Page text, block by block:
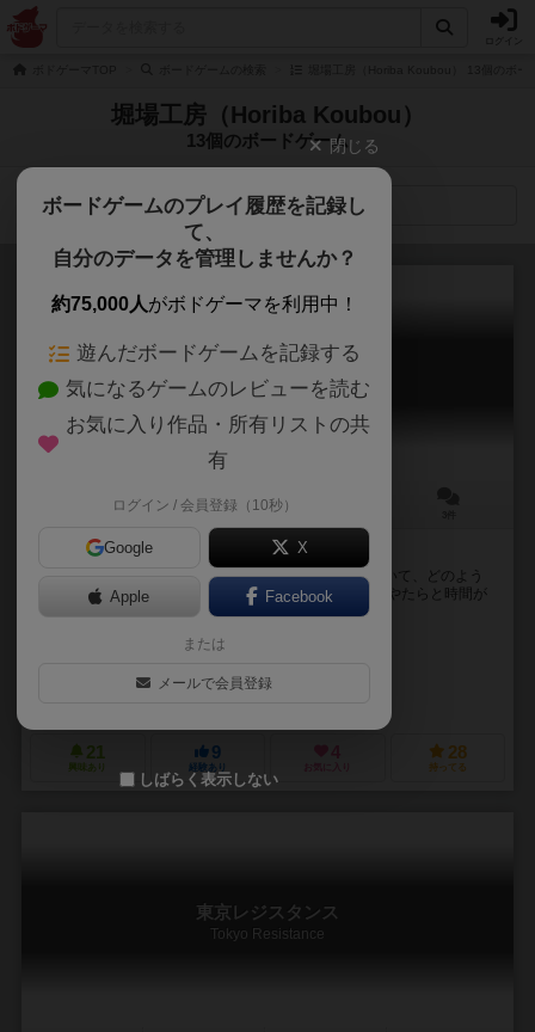
堀場工房（Horiba Koubou）
13個のボードゲーム
検索メニュー
パシフィック・ゴー
PACIFIC GO
90～120分
２時間で体感する太平洋戦争
「ウォーゲーム」や「シミュレーションゲーム」と聞いて、どのよう
なイメージをもたれるでしょうか。 「面倒くさい」「やたらと時間が
かかる」「ルールが多い」 どれも正解といえま...
堀場 わたる（Wataru Horiba）
21
興味あり
9
経験あり お気に入り
28
持ってる
東京レジスタンス
Tokyo Resistance
閉じる
ボードゲームのプレイ履歴を記録し
て、
自分のデータを管理しませんか？
約75,000人がボドゲーマを利用中！
遊んだボードゲームを記録する
気になるゲームのレビューを読む
お気に入り作品・所有リストの共
有
ログイン / 会員登録（10秒）
Google X
Apple Facebook
または
メールで会員登録
しばらく表示しない